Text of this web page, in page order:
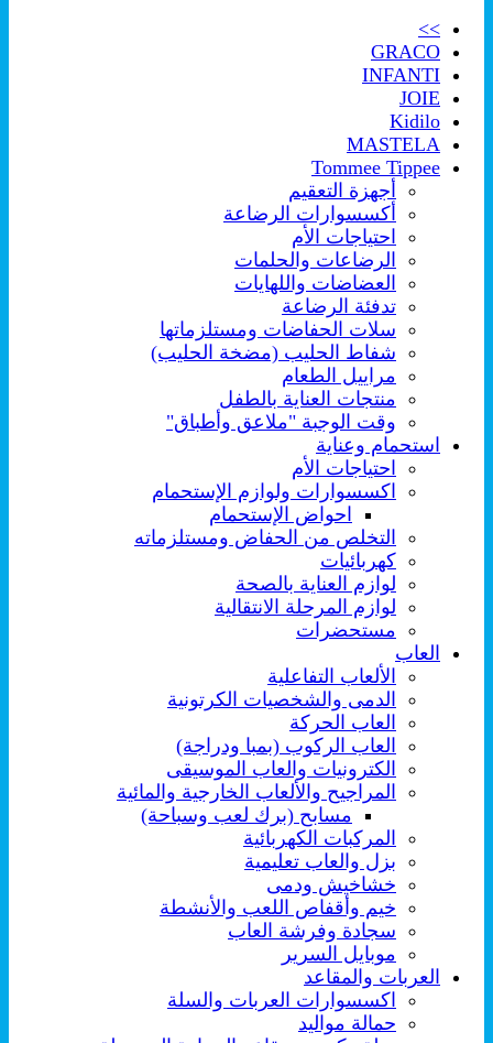
>>
GRACO
INFANTI
JOIE
Kidilo
MASTELA
Tommee Tippee
أجهزة التعقيم
أكسسوارات الرضاعة
احتياجات الأم
الرضاعات والحلمات
العضاضات واللهايات
تدفئة الرضاعة
سلات الحفاضات ومستلزماتها
شفاط الحليب (مضخة الحليب)
مراييل الطعام
منتجات العناية بالطفل
وقت الوجبة "ملاعق وأطباق"
استحمام وعناية
احتياجات الأم
اكسسوارات ولوازم الإستحمام
احواض الإستحمام
التخلص من الحفاض ومستلزماته
كهربائيات
لوازم العناية بالصحة
لوازم المرحلة الانتقالية
مستحضرات
العاب
الألعاب التفاعلية
الدمى والشخصيات الكرتونية
العاب الحركة
العاب الركوب (بمبا ودراجة)
الكترونيات والعاب الموسيقى
المراجيح والألعاب الخارجية والمائية
مسابح (برك لعب وسباحة)
المركبات الكهربائية
بزل والعاب تعليمية
خشاخيش ودمى
خيم وأقفاص اللعب والأنشطة
سجادة وفرشة العاب
موبايل السرير
العربات والمقاعد
اكسسوارات العربات والسلة
حمالة مواليد